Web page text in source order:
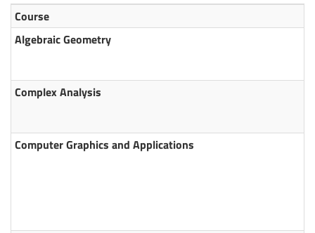
Course
Algebraic Geometry
Complex Analysis
Computer Graphics and Applications